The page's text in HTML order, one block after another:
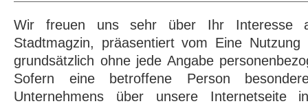
Wir freuen uns sehr über Ihr Interesse
Stadtmagzin, präasentiert vom Eine
grundsätzlich ohne jede Angabe
Sofern eine betroffene Person
Unternehmens über unsere Internetseite